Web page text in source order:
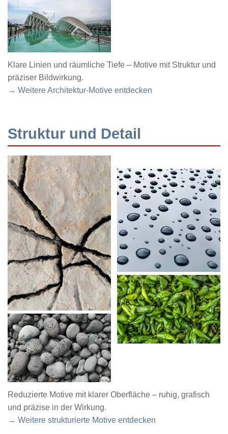
Klare Linien und räumliche Tiefe – Motive mit Struktur und
präziser Bildwirkung.
→ Weitere Architektur-Motive entdecken
Struktur und Detail
Reduzierte Motive mit klarer Oberfläche – ruhig, grafisch
und präzise in der Wirkung.
→ Weitere strukturierte Motive entdecken